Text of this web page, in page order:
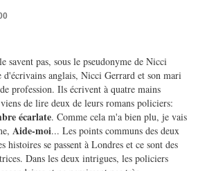
savent pas, sous le pseudonyme de Nicci
d'écrivains anglais, Nicci Gerrard et son mari
profession. Ils écrivent à quatre mains
de lire deux de leurs romans policiers:
écarlate. Comme cela m'a bien plu, je vais
Aide-moi... Les points communs des deux
histoires se passent à Londres et ce sont des
Dans les deux intrigues, les policiers